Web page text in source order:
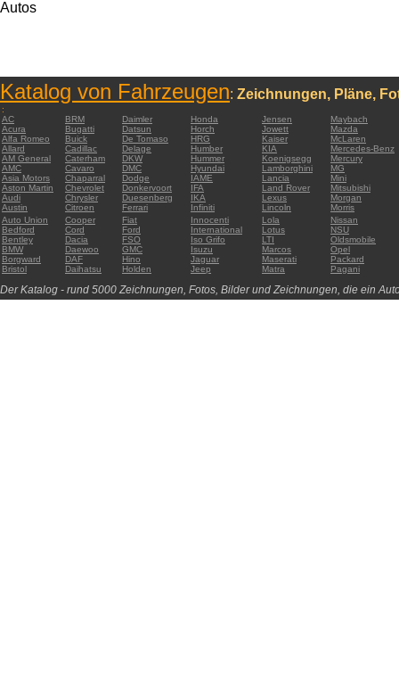
Autos
Katalog von Fahrzeugen: Zeichnungen, Pläne,
:
AC
BRM Daimler Honda Jensen
Maybach
Acura
Bugatti Datsun Horch Jowett
Mazda
Alfa Romeo
Buick De Tomaso HRG Kaiser
McLaren
Allard
Cadillac Delage Humber KIA
Mercedes-Benz
AM General
Caterham DKW Hummer Koenigsegg
Mercury
AMC
Cavaro DMC Hyundai Lamborghini
MG
Asia Motors
Chaparral Dodge IAME Lancia
Mini
Aston Martin
Chevrolet Donkervoort IFA Land Rover
Mitsubishi
Audi
Chrysler Duesenberg IKA Lexus
Morgan
Austin
Citroen Ferrari Infiniti Lincoln
Morris
Auto Union
Cooper Fiat Innocenti Lola
Nissan
Bedford
Cord Ford International Lotus
NSU
Bentley
Dacia FSO Iso Grifo LTI
Oldsmobile
BMW
Daewoo GMC Isuzu Marcos
Opel
Borgward
DAF Hino Jaguar Maserati
Packard
Bristol
Daihatsu Holden Jeep Matra Pagani
Der Katalog - rund 5000 Zeichnungen, Fotos, Bilder und Zeichnungen, die ein